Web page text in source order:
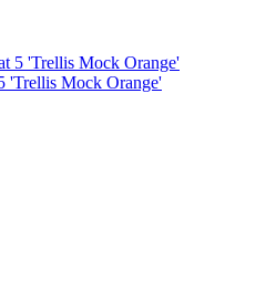
'Trellis Mock Orange'